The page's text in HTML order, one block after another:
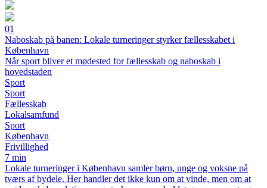
01
Naboskab på banen: Lokale turneringer styrker fællesskabet i
København
Når sport bliver et mødested for fællesskab og naboskab i
hovedstaden
Sport
Sport
Fællesskab
Lokalsamfund
Sport
København
Frivillighed
7 min
Lokale turneringer i København samler børn, unge og voksne på
tværs af bydele. Her handler det ikke kun om at vinde, men om at